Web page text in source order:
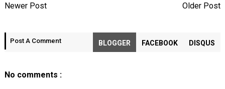
Newer Post Older Post
Post A Comment BLOGGER FACEBOOK DISQUS
No comments :